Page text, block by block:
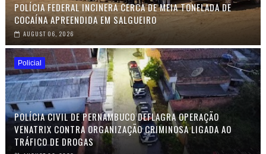
POLÍCIA FEDERAL INCINERA CERCA DE MEIA TONELADA DE
COCAÍNA APREENDIDA EM SALGUEIRO
AUGUST 06, 2026
Policial
POLÍCIA CIVIL DE PERNAMBUCO DEFLAGRA OPERAÇÃO
VENATRIX CONTRA ORGANIZAÇÃO CRIMINOSA LIGADA AO
TRÁFICO DE DROGAS